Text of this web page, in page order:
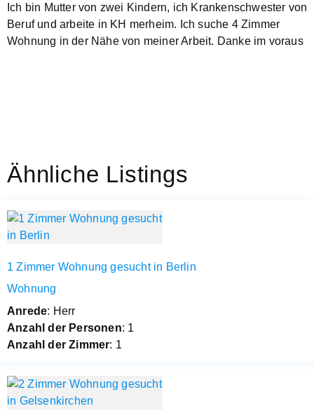
Ich bin Mutter von zwei Kindern, ich Krankenschwester von
Beruf und arbeite in KH merheim. Ich suche 4 Zimmer
Wohnung in der Nähe von meiner Arbeit. Danke im voraus
Ähnliche Listings
1 Zimmer Wohnung gesucht in Berlin
Wohnung
Anrede: Herr
Anzahl der Personen: 1
Anzahl der Zimmer: 1